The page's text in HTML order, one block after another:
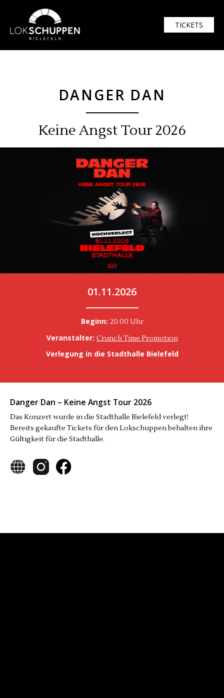
TICKETS
DANGER DAN
Keine Angst Tour 2026
01.11.2026
Beginn: 20.00 Uhr
Veranstalter: Crunch Time Promotion
Verlegung in die Stadthalle Bielefeld
Danger Dan – Keine Angst Tour 2026
Das Konzert wurde in die Stadthalle Bielefeld verlegt!
Bereits gekaufte Tickets für den Lokschuppen behalten ihre
Gültigkeit für die Stadthalle.